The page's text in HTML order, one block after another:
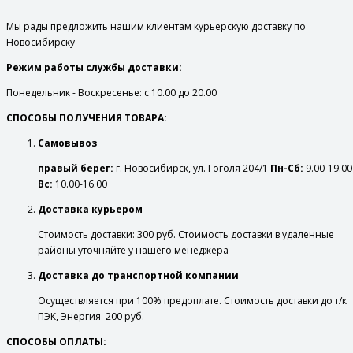
Мы рады предложить нашим клиентам курьерскую доставку по
Новосибирску
Режим работы службы доставки:
Понедельник - Воскресенье: с 10.00 до 20.00
СПОСОБЫ ПОЛУЧЕНИЯ ТОВАРА:
Самовывоз
правый берег: г. Новосибирск, ул. Гоголя 204/1 Пн-Сб: 9.00-19.00
Вс: 10.00-16.00
Доставка курьером
Стоимость доставки: 300 руб. Стоимость доставки в удаленные
районы уточняйте у нашего менеджера
Доставка до транспортной компании
Осуществляется при 100% предоплате. Стоимость доставки до т/к
ПЭК, Энергия 200 руб.
СПОСОБЫ ОПЛАТЫ: